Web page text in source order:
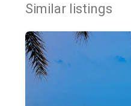
Similar listings